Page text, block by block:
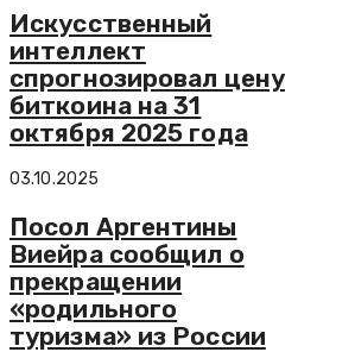
Искусственный
интеллект
спрогнозировал цену
биткоина на 31
октября 2025 года
03.10.2025
Посол Аргентины
Виейра сообщил о
прекращении
«родильного
туризма» из России